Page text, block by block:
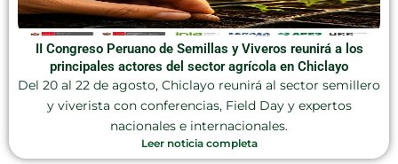
II Congreso Peruano de Semillas y Viveros reunirá a los
principales actores del sector agrícola en Chiclayo
Del 20 al 22 de agosto, Chiclayo reunirá al sector semillero
y viverista con conferencias, Field Day y expertos
nacionales e internacionales.
Leer noticia completa